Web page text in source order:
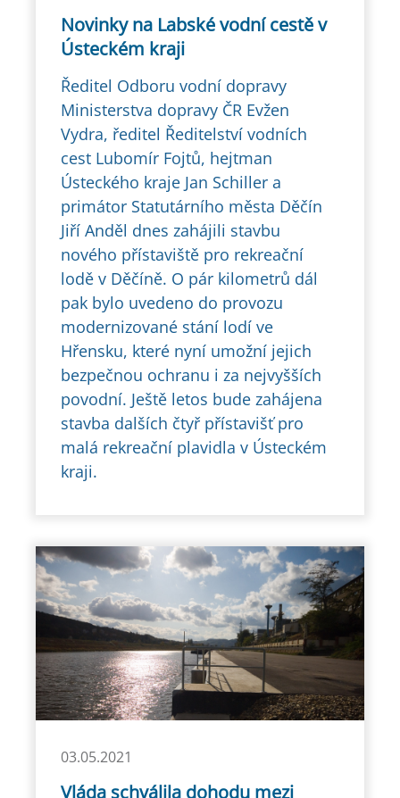
Novinky na Labské vodní cestě v
Ústeckém kraji
Ředitel Odboru vodní dopravy
Ministerstva dopravy ČR Evžen
Vydra, ředitel Ředitelství vodních
cest Lubomír Fojtů, hejtman
Ústeckého kraje Jan Schiller a
primátor Statutárního města Děčín
Jiří Anděl dnes zahájili stavbu
nového přístaviště pro rekreační
lodě v Děčíně. O pár kilometrů dál
pak bylo uvedeno do provozu
modernizované stání lodí ve
Hřensku, které nyní umožní jejich
bezpečnou ochranu i za nejvyšších
povodní. Ještě letos bude zahájena
stavba dalších čtyř přístavišť pro
malá rekreační plavidla v Ústeckém
kraji.
03.05.2021
Vláda schválila dohodu mezi